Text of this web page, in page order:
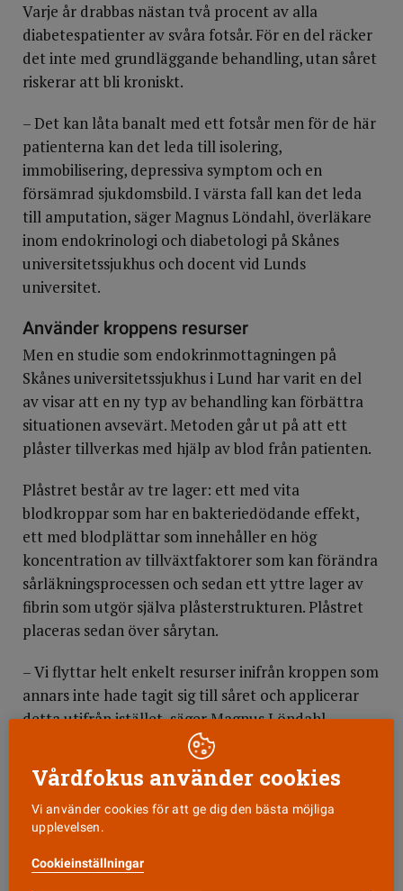
Varje år drabbas nästan två procent av alla
diabetespatienter av svåra fotsår. För en del räcker
det inte med grundläggande behandling, utan såret
riskerar att bli kroniskt.
– Det kan låta banalt med ett fotsår men för de här
patienterna kan det leda till isolering,
immobilisering, depressiva symptom och en
försämrad sjukdomsbild. I värsta fall kan det leda
till amputation, säger Magnus Löndahl, överläkare
inom endokrinologi och diabetologi på Skånes
universitetssjukhus och docent vid Lunds
universitet.
Använder kroppens resurser
Men en studie som endokrinmottagningen på
Skånes universitetssjukhus i Lund har varit en del
av visar att en ny typ av behandling kan förbättra
situationen avsevärt. Metoden går ut på att ett
plåster tillverkas med hjälp av blod från patienten.
Plåstret består av tre lager: ett med vita
blodkroppar som har en bakteriedödande effekt,
ett med blodplättar som innehåller en hög
koncentration av tillväxtfaktorer som kan förändra
sårläkningsprocessen och sedan ett yttre lager av
fibrin som utgör själva plåsterstrukturen. Plåstret
placeras sedan över sårytan.
– Vi flyttar helt enkelt resurser inifrån kroppen som
annars inte hade tagit sig till såret och applicerar
detta utifrån istället, säger Magnus Löndahl.
Nyligen publicerades resultaten av en stor
internationell studie på behandlingsmetoden i
Lancet Diabetes & Endocrinology
Löndahl är medförfattare. Den visar att metoden
ökar läkningsförekomsten med 60 procent hos
Vårdfokus använder cookies
Vi använder cookies för att ge dig den bästa möjliga
upplevelsen.
Cookieinställningar